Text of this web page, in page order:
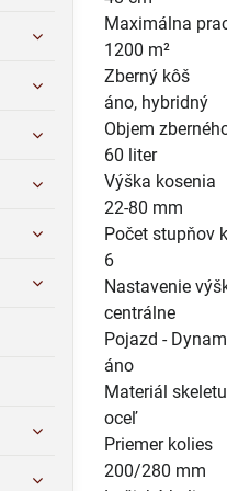
Maximálna
1200 m²
Zberný kôš
áno, hybridný
Objem
60 liter
Výška kosenia
22-80 mm
Počet stupňov
6
Nastavenie
centrálne
Pojazd -
áno
Materiál skeletu
oceľ
Priemer kolies
200/280 mm